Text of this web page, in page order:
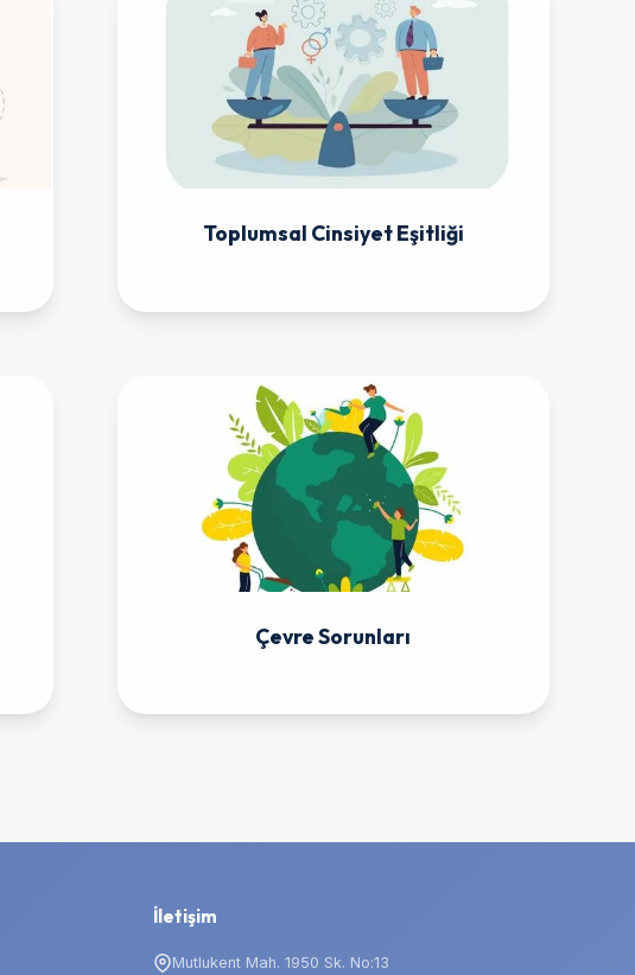
Toplumsal Cinsiyet Eşitliği
Çevre Sorunları
İletişim
Mutlukent Mah. 1950 Sk. No:13